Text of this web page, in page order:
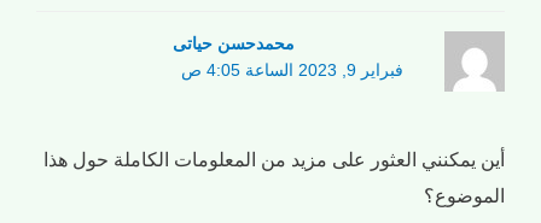
محمدحسن حیاتی
فبراير 9, 2023 الساعة 4:05 ص
أين يمكنني العثور على مزيد من المعلومات الكاملة حول هذا
الموضوع؟